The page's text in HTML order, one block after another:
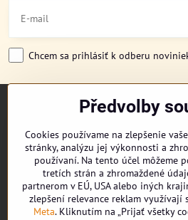
Chcem sa prihlásiť k odberu
CUKRONOVINKY
DORUČENÍ OBJEDNÁVKY
REKLAMAČNÍ ŘÁD
OBCHODNÍ PODMÍNKY
KONTAKT
Předvolby
Cookies používame na zlepšenie
stránky, analýzu jej výkonnosti a
používaní. Na tento účel môžeme
tretích strán a zhromaždené
partnerom v EÚ, USA alebo iných
zlepšení relevance reklam využívají
Meta. Kliknutím na „Prijať všetky